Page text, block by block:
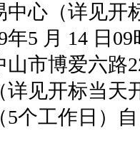
中心（详见开
5 月 14 日09
市博爱六路
见开标当天
个工作日）自